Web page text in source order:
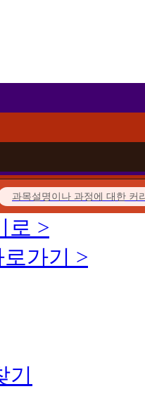
로 >
가기 >
기